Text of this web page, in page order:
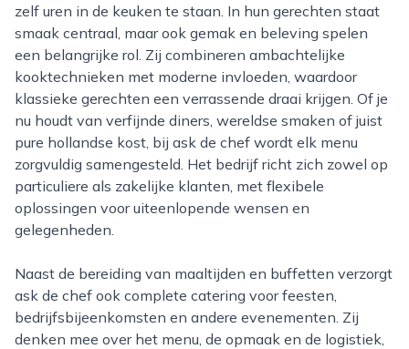
zelf uren in de keuken te staan. In hun gerechten staat
smaak centraal, maar ook gemak en beleving spelen
een belangrijke rol. Zij combineren ambachtelijke
kooktechnieken met moderne invloeden, waardoor
klassieke gerechten een verrassende draai krijgen. Of je
nu houdt van verfijnde diners, wereldse smaken of juist
pure hollandse kost, bij ask de chef wordt elk menu
zorgvuldig samengesteld. Het bedrijf richt zich zowel op
particuliere als zakelijke klanten, met flexibele
oplossingen voor uiteenlopende wensen en
gelegenheden.
Naast de bereiding van maaltijden en buffetten verzorgt
ask de chef ook complete catering voor feesten,
bedrijfsbijeenkomsten en andere evenementen. Zij
denken mee over het menu, de opmaak en de logistiek,